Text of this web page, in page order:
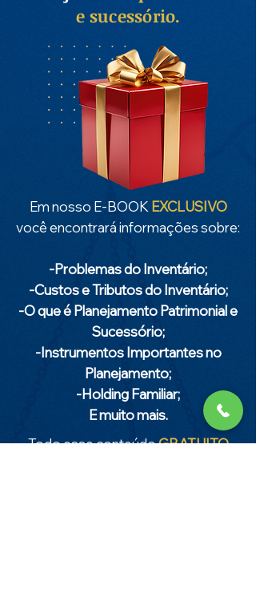
e sucessório.
Em nosso E-BOOK EXCLUSIVO
você encontrará informações sobre:
-Problemas do Inventário;
-Custos e Tributos do Inventário;
-O que é Planejamento Patrimonial e
Sucessório;
-Instrumentos Importantes no
Planejamento;
-Holding Familiar;
E muito mais.
Todo esse conteúdoGRATUITO